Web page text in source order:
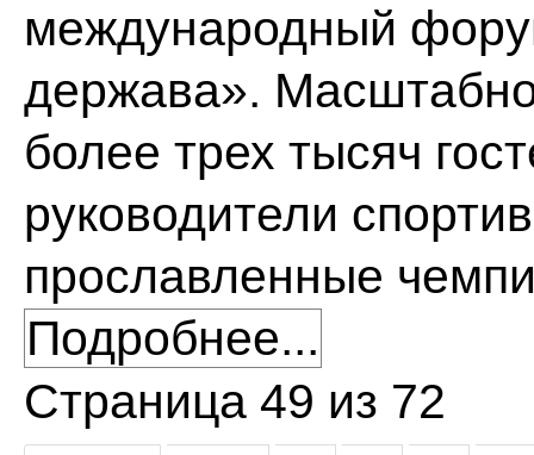
международный
держава».
более трех тысяч
руководители
прославленные
Подробнее...
Страница 49 из 72